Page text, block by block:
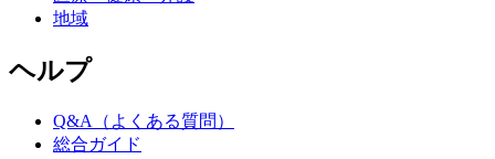
地域
ヘルプ
Q&A（よくある質問）
総合ガイド